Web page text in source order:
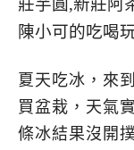
夏天吃冰，來
買盆栽，天氣
條冰結果沒開